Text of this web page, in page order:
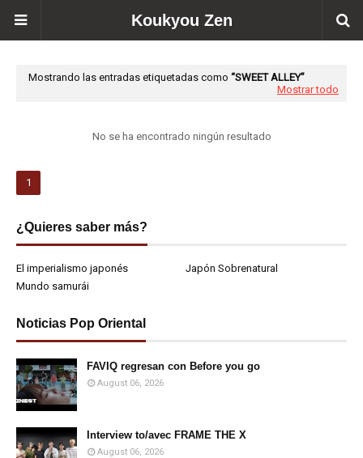
Koukyou Zen
Mostrando las entradas etiquetadas como SWEET ALLEY
Mostrar todo
No se ha encontrado ningún resultado
1
¿Quieres saber más?
El imperialismo japonés
Japón Sobrenatural
Mundo samurái
Noticias Pop Oriental
FAVIQ regresan con Before you go
August 06, 2026
Interview to/avec FRAME THE X
August 06, 2026